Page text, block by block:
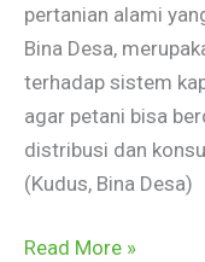
pertanian alami
Bina Desa,
terhadap sistem
agar petani bisa
distribusi dan
(Kudus, Bina Desa)
Read More »